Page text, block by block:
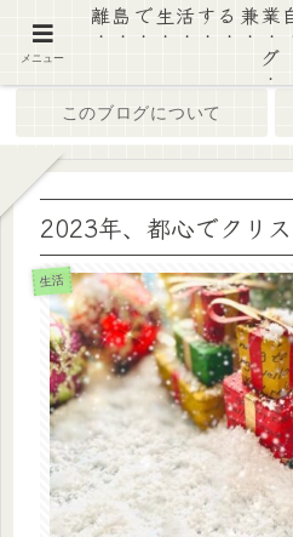
このブログについて
2023年、都心でクリ
生活
メニュー
離島で生活する兼業
グ